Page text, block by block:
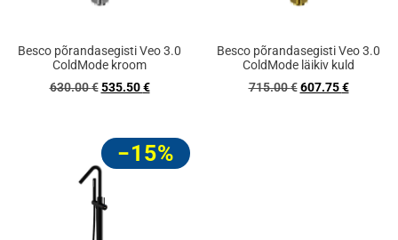
Besco põrandasegisti Veo 3.0
ColdMode kroom
630.00€ 535.50€
Besco põrandasegisti Veo 3.0
ColdMode läikiv kuld
715.00€ 607.75€
−15%